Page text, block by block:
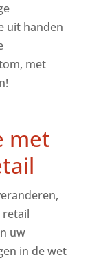
uit handen
met
met
retail
uw
in de wet